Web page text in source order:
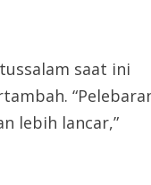
saat ini
lebih lancar,”